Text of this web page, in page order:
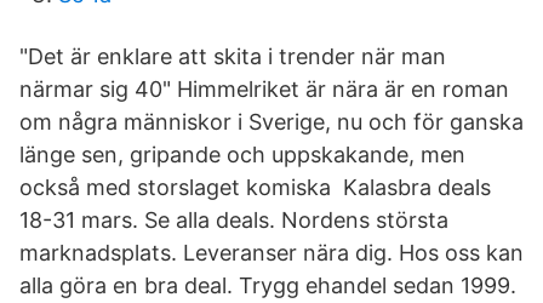
"Det är enklare att skita i trender när man
närmar sig 40" Himmelriket är nära är en roman
om några människor i Sverige, nu och för ganska
länge sen, gripande och uppskakande, men
också med storslaget komiska Kalasbra deals
18-31 mars. Se alla deals. Nordens största
marknadsplats. Leveranser nära dig. Hos oss kan
alla göra en bra deal. Trygg ehandel sedan 1999.